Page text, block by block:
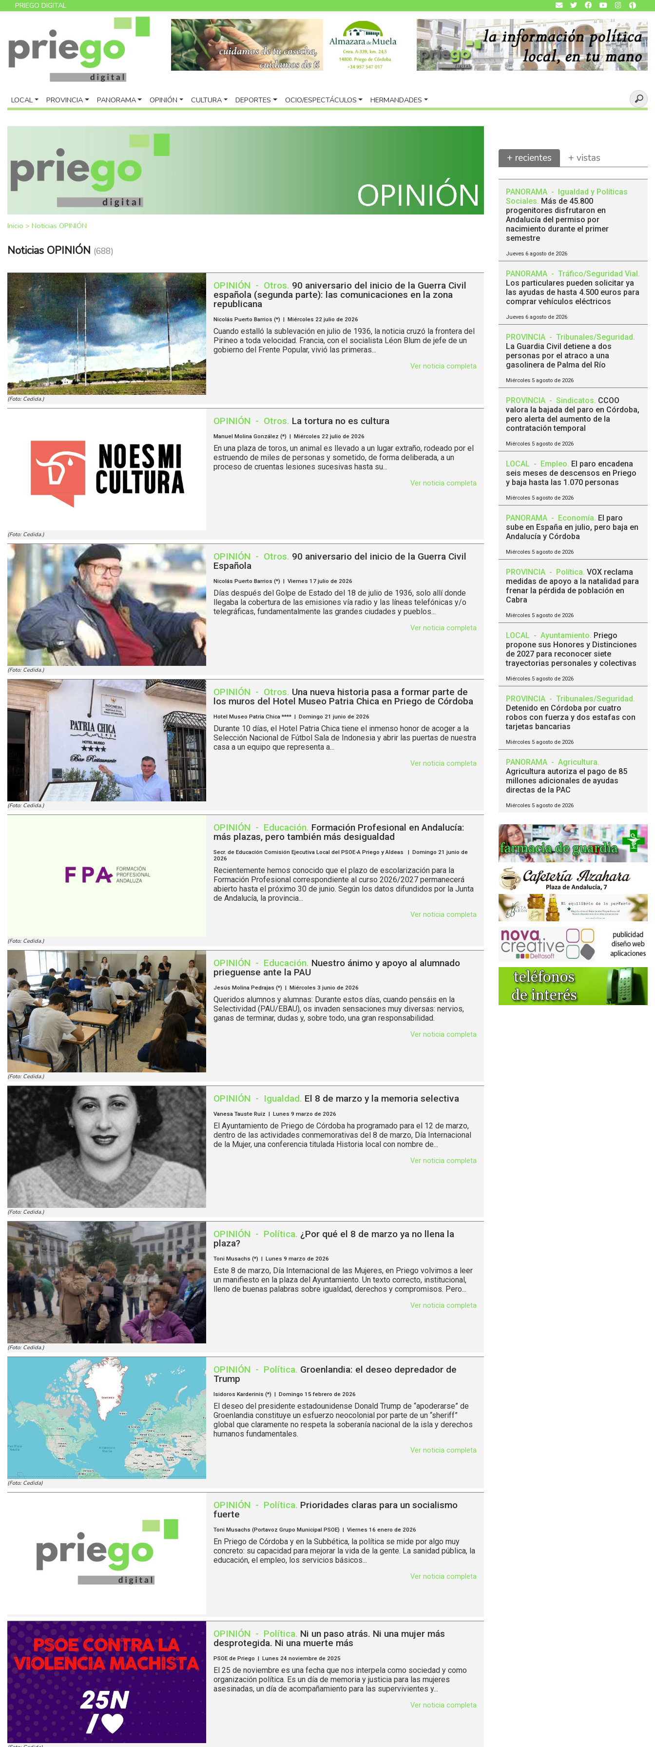
PRIEGO DIGITAL
LOCAL PROVINCIA PANORAMA OPINIÓN CULTURA DEPORTES OCIO/ESPECTÁCULOS HERMANDADES
Inicio > Noticias OPINIÓN
Noticias OPINIÓN (688)
(Foto: Cedida.)
OPINIÓN - Otros. 90 aniversario del inicio de la Guerra Civil
española (segunda parte): las comunicaciones en la zona
republicana
Nicolás Puerto Barrios (*) | Miércoles 22 julio de 2026
Cuando estalló la sublevación en julio de 1936, la noticia cruzó la frontera del
Pirineo a toda velocidad. Francia, con el socialista Léon Blum de jefe de un
gobierno del Frente Popular, vivió las primeras...
Ver noticia completa
(Foto: Cedida.)
OPINIÓN - Otros. La tortura no es cultura
Manuel Molina González (*) | Miércoles 22 julio de 2026
En una plaza de toros, un animal es llevado a un lugar extraño, rodeado por el
estruendo de miles de personas y sometido, de forma deliberada, a un
proceso de cruentas lesiones sucesivas hasta su...
Ver noticia completa
(Foto: Cedida.)
OPINIÓN - Otros. 90 aniversario del inicio de la Guerra Civil
Española
Nicolás Puerto Barrios (*) | Viernes 17 julio de 2026
Días después del Golpe de Estado del 18 de julio de 1936, solo allí donde
llegaba la cobertura de las emisiones vía radio y las líneas telefónicas y/o
telegráficas, fundamentalmente las grandes ciudades y pueblos...
Ver noticia completa
(Foto: Cedida.)
OPINIÓN - Otros. Una nueva historia pasa a formar parte de
los muros del Hotel Museo Patria Chica en Priego de Córdoba
Hotel Museo Patria Chica **** | Domingo 21 junio de 2026
Durante 10 días, el Hotel Patria Chica tiene el inmenso honor de acoger a la
Selección Nacional de Fútbol Sala de Indonesia y abrir las puertas de nuestra
casa a un equipo que representa a...
Ver noticia completa
(Foto: Cedida.)
OPINIÓN - Educación. Formación Profesional en Andalucía:
más plazas, pero también más desigualdad
Secr. de Educación Comisión Ejecutiva Local del PSOE-A Priego y Aldeas | Domingo 21 junio de
2026
Recientemente hemos conocido que el plazo de escolarización para la
Formación Profesional correspondiente al curso 2026/2027 permanecerá
abierto hasta el próximo 30 de junio. Según los datos difundidos por la Junta
de Andalucía, la provincia...
Ver noticia completa
(Foto: Cedida.)
OPINIÓN - Educación. Nuestro ánimo y apoyo al alumnado
prieguense ante la PAU
Jesús Molina Pedrajas (*) | Miércoles 3 junio de 2026
Queridos alumnos y alumnas: Durante estos días, cuando pensáis en la
Selectividad (PAU/EBAU), os invaden sensaciones muy diversas: nervios,
ganas de terminar, dudas y, sobre todo, una gran responsabilidad.
Ver noticia completa
(Foto: Cedida.)
OPINIÓN - Igualdad. El 8 de marzo y la memoria selectiva
Vanesa Tauste Ruiz | Lunes 9 marzo de 2026
El Ayuntamiento de Priego de Córdoba ha programado para el 12 de marzo,
dentro de las actividades conmemorativas del 8 de marzo, Día Internacional
de la Mujer, una conferencia titulada Historia local con nombre de...
Ver noticia completa
(Foto: Cedida.)
OPINIÓN - Política. ¿Por qué el 8 de marzo ya no llena la
plaza?
Toni Musachs (*) | Lunes 9 marzo de 2026
Este 8 de marzo, Día Internacional de las Mujeres, en Priego volvimos a leer
un manifiesto en la plaza del Ayuntamiento. Un texto correcto, institucional,
lleno de buenas palabras sobre igualdad, derechos y compromisos. Pero...
Ver noticia completa
(Foto: Cedida)
OPINIÓN - Política. Groenlandia: el deseo depredador de
Trump
Isidoros Karderinis (*) | Domingo 15 febrero de 2026
El deseo del presidente estadounidense Donald Trump de “apoderarse” de
Groenlandia constituye un esfuerzo neocolonial por parte de un “sheriff”
global que claramente no respeta la soberanía nacional de la isla y derechos
humanos fundamentales.
Ver noticia completa
OPINIÓN - Política. Prioridades claras para un socialismo
fuerte
Toni Musachs (Portavoz Grupo Municipal PSOE) | Viernes 16 enero de 2026
En Priego de Córdoba y en la Subbética, la política se mide por algo muy
concreto: su capacidad para mejorar la vida de la gente. La sanidad pública, la
educación, el empleo, los servicios básicos...
Ver noticia completa
OPINIÓN - Política. Ni un paso atrás. Ni una mujer más
desprotegida. Ni una muerte más
PSOE de Priego | Lunes 24 noviembre de 2025
El 25 de noviembre es una fecha que nos interpela como sociedad y como
organización política. Es un día de memoria y justicia para las mujeres
asesinadas, un día de acompañamiento para las supervivientes y...
Ver noticia completa
+ recientes + vistas
PANORAMA - Igualdad y Políticas
Sociales. Más de 45.800
progenitores disfrutaron en
Andalucía del permiso por
nacimiento durante el primer
semestre
Jueves 6 agosto de 2026
PANORAMA - Tráfico/Seguridad Vial.
Los particulares pueden solicitar ya
las ayudas de hasta 4.500 euros para
comprar vehículos eléctricos
Jueves 6 agosto de 2026
PROVINCIA - Tribunales/Seguridad.
La Guardia Civil detiene a dos
personas por el atraco a una
gasolinera de Palma del Río
Miércoles 5 agosto de 2026
PROVINCIA - Sindicatos. CCOO
valora la bajada del paro en Córdoba,
pero alerta del aumento de la
contratación temporal
Miércoles 5 agosto de 2026
LOCAL - Empleo. El paro encadena
seis meses de descensos en Priego
y baja hasta las 1.070 personas
Miércoles 5 agosto de 2026
PANORAMA - Economía. El paro
sube en España en julio, pero baja en
Andalucía y Córdoba
Miércoles 5 agosto de 2026
PROVINCIA - Política. VOX reclama
medidas de apoyo a la natalidad para
frenar la pérdida de población en
Cabra
Miércoles 5 agosto de 2026
LOCAL - Ayuntamiento. Priego
propone sus Honores y Distinciones
de 2027 para reconocer siete
trayectorias personales y colectivas
Miércoles 5 agosto de 2026
PROVINCIA - Tribunales/Seguridad.
Detenido en Córdoba por cuatro
robos con fuerza y dos estafas con
tarjetas bancarias
Miércoles 5 agosto de 2026
PANORAMA - Agricultura.
Agricultura autoriza el pago de 85
millones adicionales de ayudas
directas de la PAC
Miércoles 5 agosto de 2026